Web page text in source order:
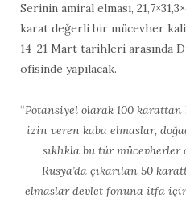
Serinin amiral elması,
karat değerli bir mücevher
14-21 Mart tarihleri ​​arasında
ofisinde yapılacak.
“Potansiyel olarak 100 karattan
izin veren kaba elmaslar,
sıklıkla bu tür mücevherler
Rusya’da çıkarılan 50
elmaslar devlet fonuna itfa